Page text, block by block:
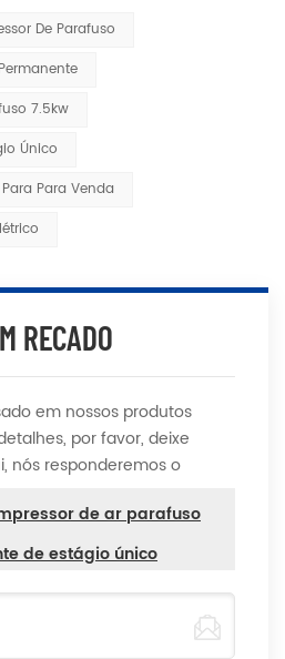
De Parafuso
7.5kw
Único
Para Venda
RECADO
em nossos produtos
por favor, deixe
nós responderemos o
de ar parafuso
de estágio único